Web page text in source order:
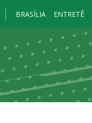
BRASÍLIA ENTRETÊ